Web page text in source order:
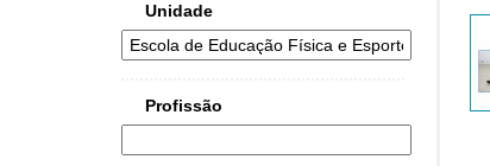
Unidade
Profissão